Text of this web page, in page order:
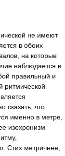
не имеют
в обоих
на которые
наблюдается в
правильный и
ритмической
сказать, что
именно в метре,
изохронизм
Стих метричнее,